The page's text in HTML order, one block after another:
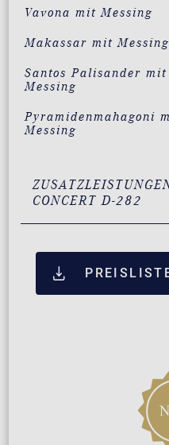
Vavona mit Messing
Makassar mit Messing
Santos Palisander mit
Messing
Pyramidenmahagoni
Messing
CONCERT D-282